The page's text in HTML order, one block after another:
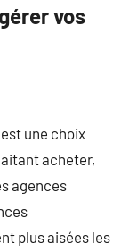
vos
une choix
acheter,
agences
plus aisées les